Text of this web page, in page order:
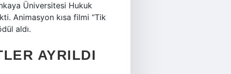
Üniversitesi Hukuk
Animasyon kısa filmi “Tik
aldı.
AYRILDI